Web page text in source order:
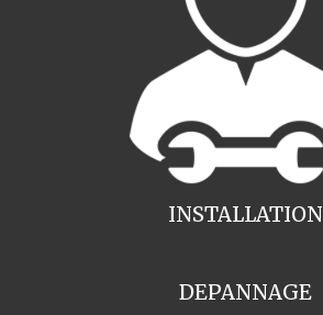
INSTALLATION
DEPANNAGE